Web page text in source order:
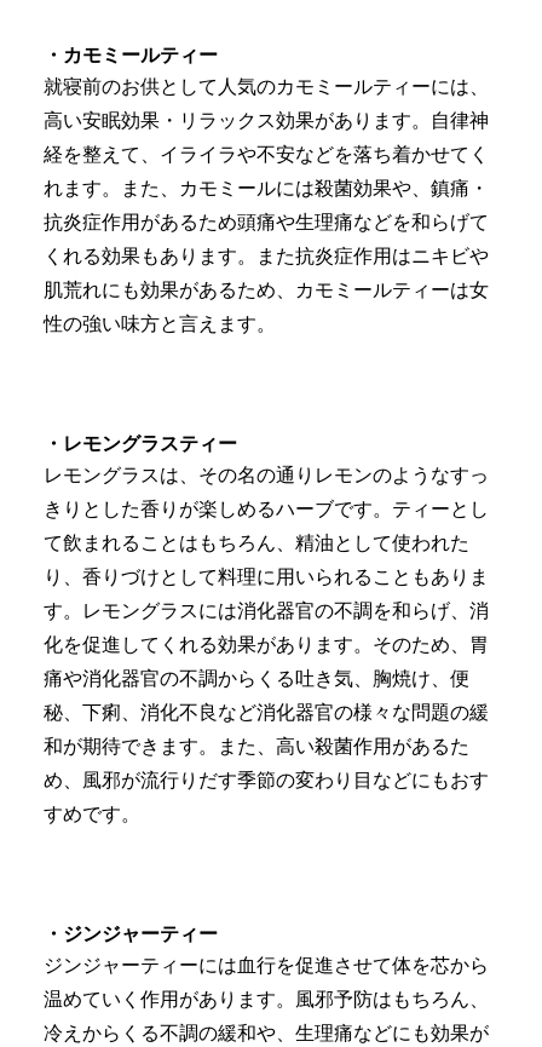
・カモミールティー
就寝前のお供として人気のカモミールティーには、
高い安眠効果・リラックス効果があります。自律神
経を整えて、イライラや不安などを落ち着かせてく
れます。また、カモミールには殺菌効果や、鎮痛・
抗炎症作用があるため頭痛や生理痛などを和らげて
くれる効果もあります。また抗炎症作用はニキビや
肌荒れにも効果があるため、カモミールティーは女
性の強い味方と言えます。
・レモングラスティー
レモングラスは、その名の通りレモンのようなすっ
きりとした香りが楽しめるハーブです。ティーとし
て飲まれることはもちろん、精油として使われた
り、香りづけとして料理に用いられることもありま
す。レモングラスには消化器官の不調を和らげ、消
化を促進してくれる効果があります。そのため、胃
痛や消化器官の不調からくる吐き気、胸焼け、便
秘、下痢、消化不良など消化器官の様々な問題の緩
和が期待できます。また、高い殺菌作用があるた
め、風邪が流行りだす季節の変わり目などにもおす
すめです。
・ジンジャーティー
ジンジャーティーには血行を促進させて体を芯から
温めていく作用があります。風邪予防はもちろん、
冷えからくる不調の緩和や、生理痛などにも効果が